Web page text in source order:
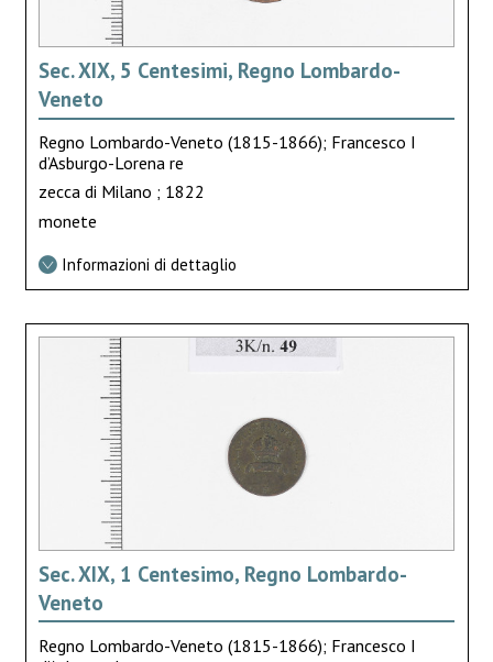
Sec. XIX, 5 Centesimi, Regno Lombardo-
Veneto
Regno Lombardo-Veneto (1815-1866); Francesco I
d’Asburgo-Lorena re
zecca di Milano ; 1822
monete
Informazioni di dettaglio
Sec. XIX, 1 Centesimo, Regno Lombardo-
Veneto
Regno Lombardo-Veneto (1815-1866); Francesco I